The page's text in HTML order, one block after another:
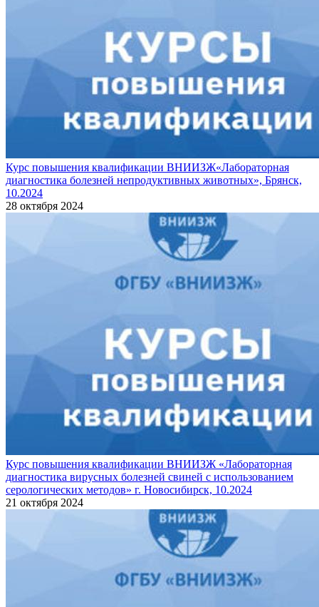
Курс повышения квалификации ВНИИЗЖ«Лабораторная
диагностика болезней непродуктивных животных», Брянск,
10.2024
28 октября 2024
Курс повышения квалификации ВНИИЗЖ «Лабораторная
диагностика вирусных болезней свиней с использованием
серологических методов» г. Новосибирск, 10.2024
21 октября 2024